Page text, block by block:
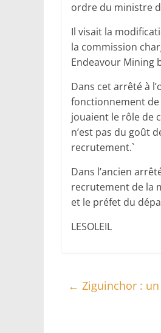
ordre du ministre
Il visait la
la commission
Endeavour Mining
Dans cet arrêté à
fonctionnement
jouaient le rôle de
n’est pas du goût
recrutement.`
Dans l’ancien
recrutement de la
et le préfet du
LESOLEIL
← Ziguinchor :